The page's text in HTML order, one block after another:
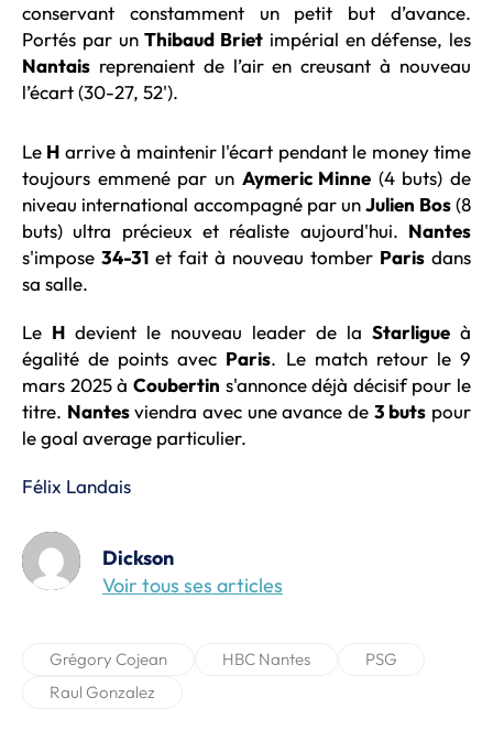
conservant constamment un petit but d’avance.
Portés par unThibaud Briet impérial en défense, les
Nantais reprenaient de l’air en creusant à nouveau
l’écart (30-27, 52').
Le H arrive à maintenir l'écart pendant le money time
toujours emmené par un Aymeric Minne (4 buts) de
niveau international accompagné par unJulien Bos(8
buts) ultra précieux et réaliste aujourd'hui. Nantes
s'impose 34-31 et fait à nouveau tomber Paris dans
sa salle.
Le H devient le nouveau leader de la Starligue à
égalité de points avec Paris. Le match retour le 9
mars 2025 à Coubertin s'annonce déjà décisif pour le
titre. Nantesviendra avec une avance de 3 buts pour
le goal average particulier.
Félix Landais
Dickson
Voir tous ses articles
Grégory Cojean HBC Nantes
PSG
Raul Gonzalez